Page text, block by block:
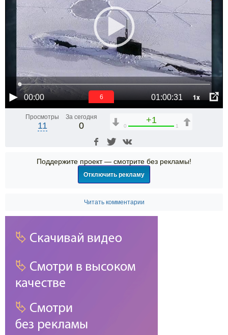
00:00 01:00:31 1x
5
Просмотры
11
За сегодня
0
+1
0 1
Поддержите проект — смотрите без рекламы!
Отключить рекламу
Читать комментарии